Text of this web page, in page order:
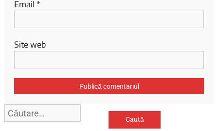
Email *
Site web
Caută
după: